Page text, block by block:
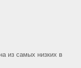
из самых низких в